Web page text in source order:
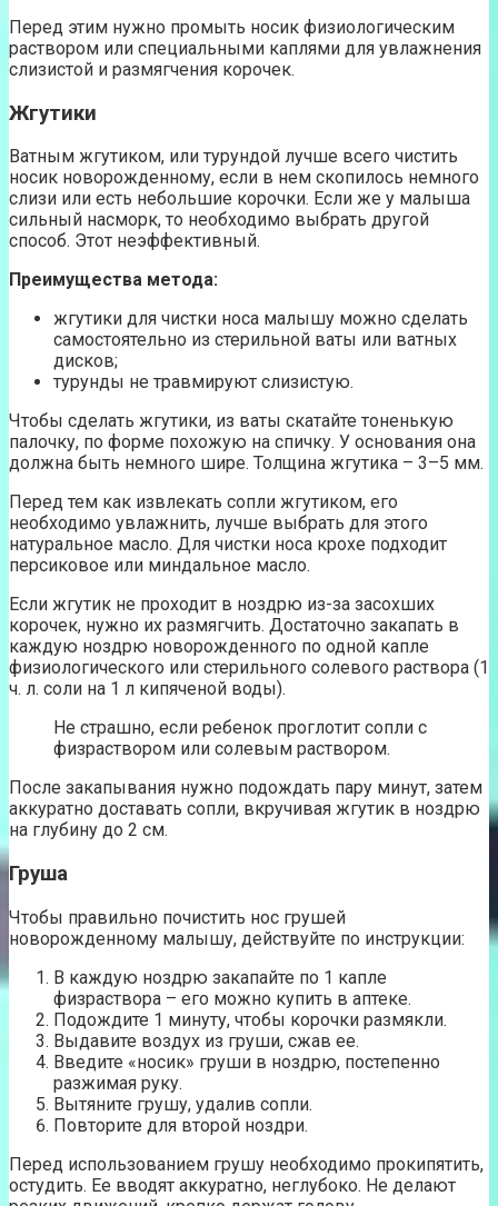
Перед этим нужно промыть носик физиологическим
раствором или специальными каплями для увлажнения
слизистой и размягчения корочек.
Жгутики
Ватным жгутиком, или турундой лучше всего чистить
носик новорожденному, если в нем скопилось немного
слизи или есть небольшие корочки. Если же у малыша
сильный насморк, то необходимо выбрать другой
способ. Этот неэффективный.
Преимущества метода:
жгутики для чистки носа малышу можно сделать
самостоятельно из стерильной ваты или ватных
дисков;
турунды не травмируют слизистую.
Чтобы сделать жгутики, из ваты скатайте тоненькую
палочку, по форме похожую на спичку. У основания она
должна быть немного шире. Толщина жгутика – 3–5 мм.
Перед тем как извлекать сопли жгутиком, его
необходимо увлажнить, лучше выбрать для этого
натуральное масло. Для чистки носа крохе подходит
персиковое или миндальное масло.
Если жгутик не проходит в ноздрю из-за засохших
корочек, нужно их размягчить. Достаточно закапать в
каждую ноздрю новорожденного по одной капле
физиологического или стерильного солевого раствора (1
ч. л. соли на 1 л кипяченой воды).
Не страшно, если ребенок проглотит сопли с
физраствором или солевым раствором.
После закапывания нужно подождать пару минут, затем
аккуратно доставать сопли, вкручивая жгутик в ноздрю
на глубину до 2 см.
Груша
Чтобы правильно почистить нос грушей
новорожденному малышу, действуйте по инструкции:
В каждую ноздрю закапайте по 1 капле
физраствора – его можно купить в аптеке.
Подождите 1 минуту, чтобы корочки размякли.
Выдавите воздух из груши, сжав ее.
Введите «носик» груши в ноздрю, постепенно
разжимая руку.
Вытяните грушу, удалив сопли.
Повторите для второй ноздри.
Перед использованием грушу необходимо прокипятить,
остудить. Ее вводят аккуратно, неглубоко. Не делают